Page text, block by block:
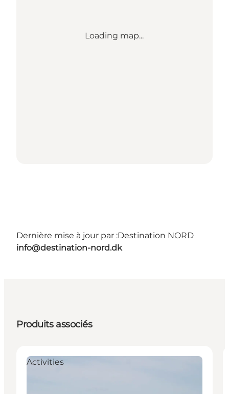
Loading map...
Dernière mise à jour par :Destination NORD
info@destination-nord.dk
Produits associés
Activities